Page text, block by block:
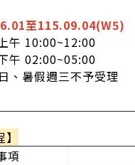
至115.09.04(W5)
上午 10:00~12:00
午 02:00~05:00
、暑假週三不予受理
項